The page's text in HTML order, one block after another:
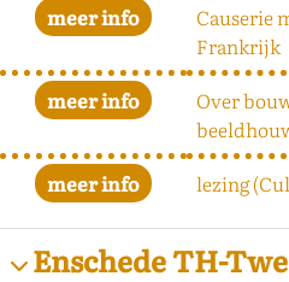
Causerie
Frankrijk
Over
lezing
Enschede TH-